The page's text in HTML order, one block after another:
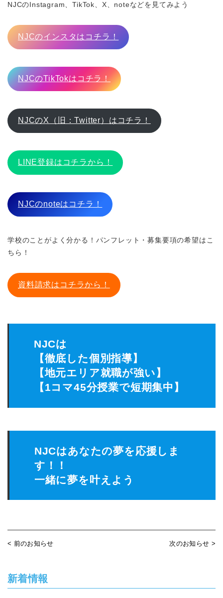
NJCのInstagram、TikTok、X、noteなどを見てみよう
NJCのインスタはコチラ！
NJCのTikTokはコチラ！
NJCのX（旧：Twitter）はコチラ！
LINE登録はコチラから！
NJCのnoteはコチラ！
学校のことがよく分かる！パンフレット・募集要項の希望はこ
ちら！
資料請求はコチラから！
NJCは
【徹底した個別指導】
【地元エリア就職が強い】
【1コマ45分授業で短期集中】
NJCはあなたの夢を応援しま
す！！
一緒に夢を叶えよう
< 前のお知らせ 次のお知らせ >
新着情報